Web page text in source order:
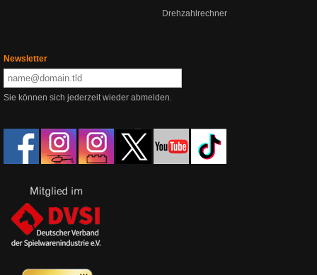
Drehzahlrechner
Newsletter
Sie können sich jederzeit wieder abmelden.